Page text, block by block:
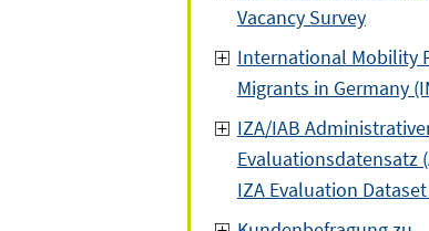
Vacancy Survey
International Mobility
Migrants in Germany
IZA/IAB
Evaluationsdatensatz
IZA Evaluation